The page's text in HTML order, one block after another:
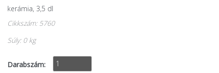
kerámia, 3,5 dl
Cikkszám: 5760
Súly: 0 kg
Darabszám: